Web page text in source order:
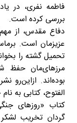
فاطمه نفری، در
بررسی کرده است.
دفاع مقدس، از
عزیزمان است.
تحمیل گشته را
مرزهای‌مان حفظ
بوده‌اند. ازاین‌رو
الفتوح، کتابی به
کتاب «روزهای